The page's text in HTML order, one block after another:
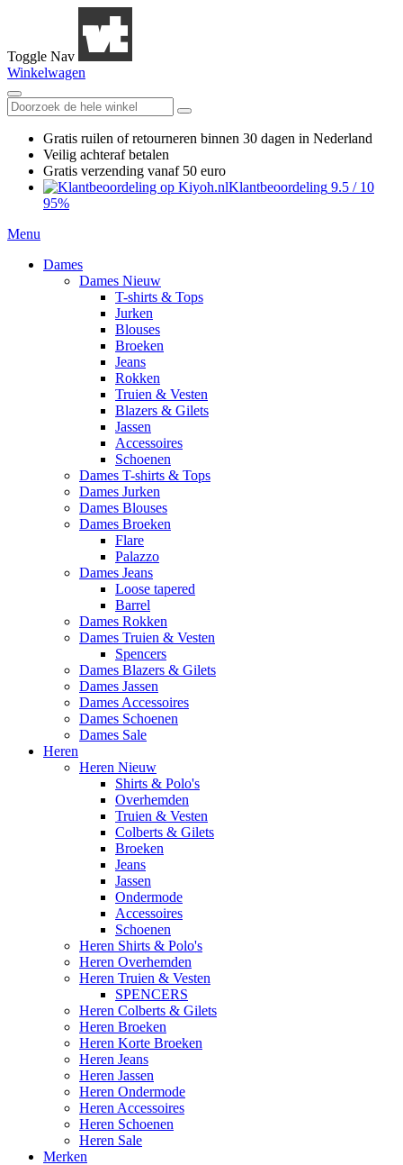
Toggle Nav
Winkelwagen
Gratis ruilen of retourneren binnen 30 dagen in Nederland
Veilig achteraf betalen
Gratis verzending vanaf 50 euro
Klantbeoordeling 9.5 / 10
95%
Menu
Dames
Dames Nieuw
T-shirts & Tops
Jurken
Blouses
Broeken
Jeans
Rokken
Truien & Vesten
Blazers & Gilets
Jassen
Accessoires
Schoenen
Dames T-shirts & Tops
Dames Jurken
Dames Blouses
Dames Broeken
Flare
Palazzo
Dames Jeans
Loose tapered
Barrel
Dames Rokken
Dames Truien & Vesten
Spencers
Dames Blazers & Gilets
Dames Jassen
Dames Accessoires
Dames Schoenen
Dames Sale
Heren
Heren Nieuw
Shirts & Polo's
Overhemden
Truien & Vesten
Colberts & Gilets
Broeken
Jeans
Jassen
Ondermode
Accessoires
Schoenen
Heren Shirts & Polo's
Heren Overhemden
Heren Truien & Vesten
SPENCERS
Heren Colberts & Gilets
Heren Broeken
Heren Korte Broeken
Heren Jeans
Heren Jassen
Heren Ondermode
Heren Accessoires
Heren Schoenen
Heren Sale
Merken